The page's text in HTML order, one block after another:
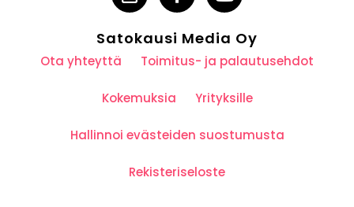
Satokausi Media Oy
Ota yhteyttä Toimitus- ja palautusehdot
Kokemuksia Yrityksille
Hallinnoi evästeiden suostumusta
Rekisteriseloste